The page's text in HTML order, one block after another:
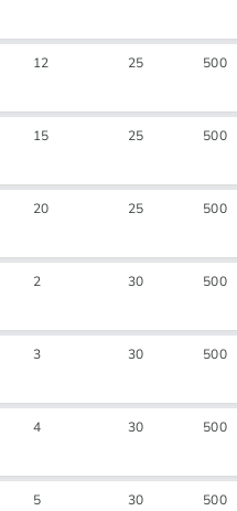
12 25 500
15 25 500
20 25 500
2 30 500
3 30 500
4 30 500
5 30 500